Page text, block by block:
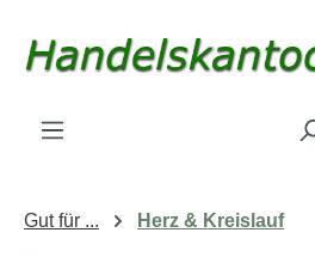
Gut für ... Herz & Kreislauf